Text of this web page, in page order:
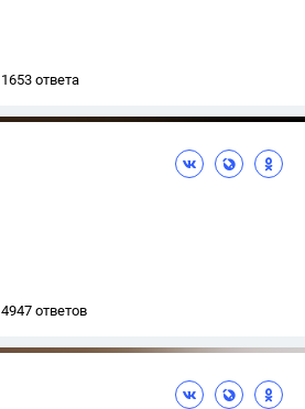
1653 ответа
4947 ответов